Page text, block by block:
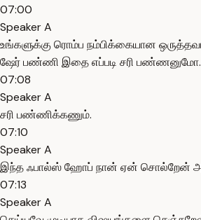
07:00
Speaker A
உங்களுக்கு ரொம்ப நம்பிக்கையான
ஷேர் பண்ணி இதை எப்படி சரி பண்ணனுமோ.
07:08
Speaker A
சரி பண்ணிக்கணும்.
07:10
Speaker A
இந்த ஃபால்ஸ் ஹோப் நான் ஏன் சொல்றேன்
07:13
Speaker A